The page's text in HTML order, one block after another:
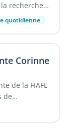
recherche
quotidienne
Corinne
de la FIAFE
de